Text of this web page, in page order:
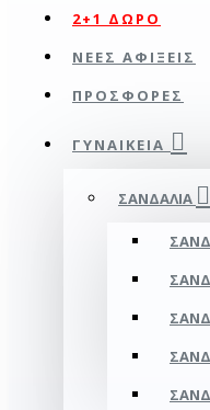
2+1 ΔΩΡΟ
ΝΕΕΣ ΑΦΙΞΕΙΣ
ΠΡΟΣΦΟΡΕΣ
ΓΥΝΑΙΚΕΊΑ
ΣΑΝΔΆΛΙΑ